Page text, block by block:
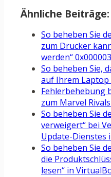
Ähnliche Beiträge:
So beheben Sie
zum Drucker
werden“
So beheben Sie,
auf Ihrem
Fehlerbehebung
zum Marvel
So beheben Sie
verweigert“ bei
Update-Dienstes
So beheben Sie
die
lesen“ in